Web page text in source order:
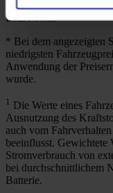
Inkl. Mwst.
* Bei dem angezeigten
niedrigsten
Anwendung der
wurde.
1 Die Werte eines
Ausnutzung des
auch vom
beeinflusst.
Stromverbrauch von
bei durchschnittlichem
Batterie.